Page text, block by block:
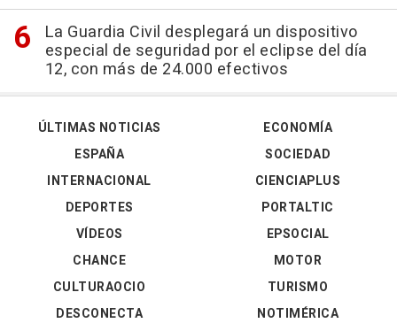
La Guardia Civil desplegará un dispositivo
especial de seguridad por el eclipse del día
12, con más de 24.000 efectivos
ÚLTIMAS NOTICIAS
ESPAÑA
INTERNACIONAL
DEPORTES
VÍDEOS
ECONOMÍA
SOCIEDAD
CIENCIAPLUS
PORTALTIC
EPSOCIAL
CHANCE
CULTURAOCIO
DESCONECTA
MOTOR
TURISMO
NOTIMÉRICA